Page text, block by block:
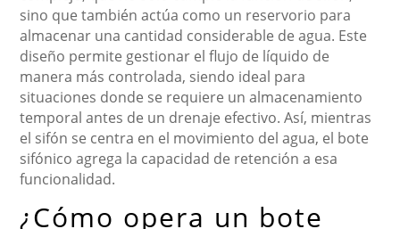
sino que también actúa como un reservorio para
almacenar una cantidad considerable de agua. Este
diseño permite gestionar el flujo de líquido de
manera más controlada, siendo ideal para
situaciones donde se requiere un almacenamiento
temporal antes de un drenaje efectivo. Así, mientras
el sifón se centra en el movimiento del agua, el bote
sifónico agrega la capacidad de retención a esa
funcionalidad.
¿Cómo opera un bote